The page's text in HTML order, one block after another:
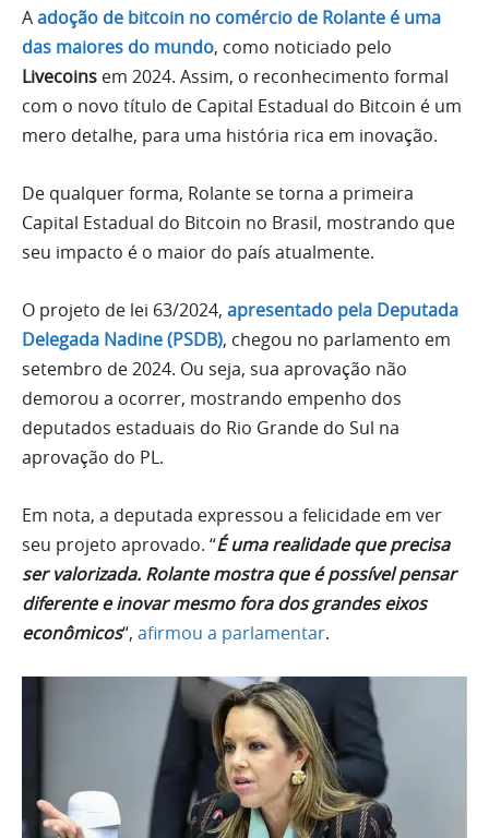
Aadoção de bitcoin no comércio de Rolante é uma
das maiores do mundo, como noticiado pelo
Livecoins em 2024. Assim, o reconhecimento formal
com o novo título de Capital Estadual do Bitcoin é um
mero detalhe, para uma história rica em inovação.
De qualquer forma, Rolante se torna a primeira
Capital Estadual do Bitcoin no Brasil, mostrando que
seu impacto é o maior do país atualmente.
O projeto de lei 63/2024, apresentado pela Deputada
Delegada Nadine (PSDB), chegou no parlamento em
setembro de 2024. Ou seja, sua aprovação não
demorou a ocorrer, mostrando empenho dos
deputados estaduais do Rio Grande do Sul na
aprovação do PL.
Em nota, a deputada expressou a felicidade em ver
seu projeto aprovado. “É uma realidade que precisa
ser valorizada. Rolante mostra que é possível pensar
diferente e inovar mesmo fora dos grandes eixos
econômicos“, afirmou a parlamentar.